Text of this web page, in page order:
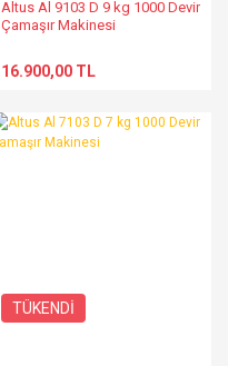
Altus Al 9103 D 9 kg 1000 Devir
Çamaşır Makinesi
16.900,00 TL
TÜKENDİ